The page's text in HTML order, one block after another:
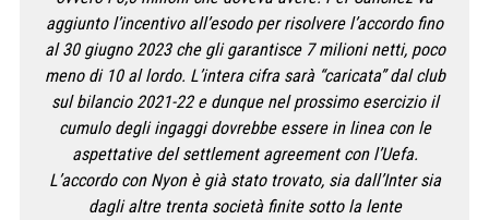
aggiunto l’incentivo all’esodo per risolvere l’accordo fino
al 30 giugno 2023 che gli garantisce 7 milioni netti, poco
meno di 10 al lordo. L’intera cifra sarà “caricata” dal club
sul bilancio 2021-22 e dunque nel prossimo esercizio il
cumulo degli ingaggi dovrebbe essere in linea con le
aspettative del settlement agreement con l’Uefa.
L’accordo con Nyon è già stato trovato, sia dall’Inter sia
dagli altre trenta società finite sotto la lente